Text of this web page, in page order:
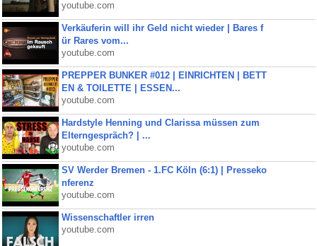
youtube.com
Verkäuferin will ihr Geld nicht wieder | Bares f
ür Rares vom...
youtube.com
PREPPER BUNKER #012 | EINRICHTEN | BETT
EN & TOILETTE | ESSEN...
youtube.com
Hardstyle Henning und Clarissa müssen zum
Elterngespräch? | ...
youtube.com
SV Werder Bremen - 1.FC Köln (6:1) | Presseko
nferenz
youtube.com
Wissenschaftler irren
youtube.com